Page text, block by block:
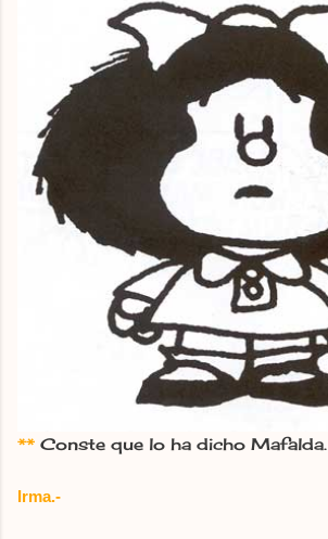
** Conste que lo ha dicho Mafalda.
Irma.-